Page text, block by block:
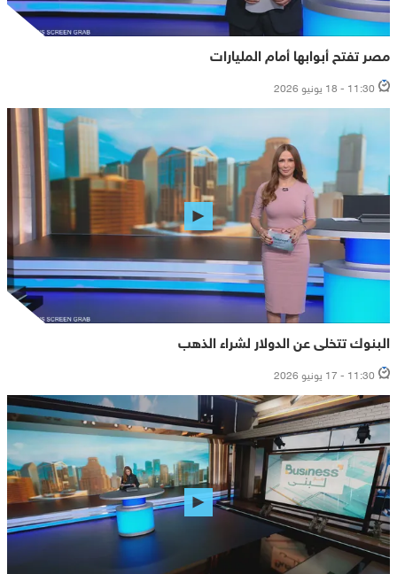
مصر تفتح أبوابها أمام المليارات
11:30 - 18 يونيو 2026
البنوك تتخلى عن الدولار لشراء الذهب
11:30 - 17 يونيو 2026